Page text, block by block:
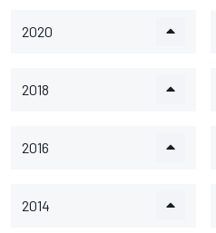
2020
2018
2016
2014